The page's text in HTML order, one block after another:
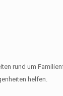
rund um
helfen.